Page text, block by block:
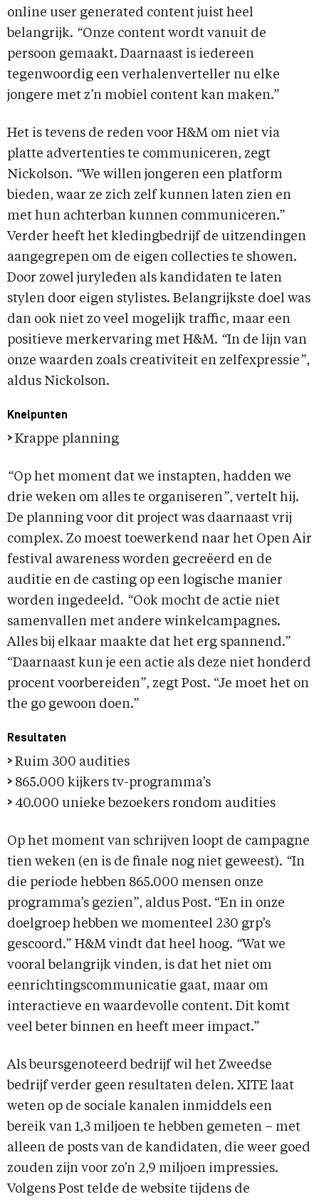
online user generated content juist heel
belangrijk. “Onze content wordt vanuit de
persoon gemaakt. Daarnaast is iedereen
tegenwoordig een verhalenverteller nu elke
jongere met z’n mobiel content kan maken.”
Het is tevens de reden voor H&M om niet via
platte advertenties te communiceren, zegt
Nickolson. “We willen jongeren een platform
bieden, waar ze zich zelf kunnen laten zien en
met hun achterban kunnen communiceren.”
Verder heeft het kledingbedrijf de uitzendingen
aangegrepen om de eigen collecties te showen.
Door zowel juryleden als kandidaten te laten
stylen door eigen stylistes. Belangrijkste doel was
dan ook niet zo veel mogelijk traffic, maar een
positieve merkervaring met H&M. “In de lijn van
onze waarden zoals creativiteit en zelfexpressie”,
aldus Nickolson.
Knelpunten
>Krappe planning
“Op het moment dat we instapten, hadden we
drie weken om alles te organiseren”, vertelt hij.
De planning voor dit project was daarnaast vrij
complex. Zo moest toewerkend naar het Open Air
festival awareness worden gecreëerd en de
auditie en de casting op een logische manier
worden ingedeeld. “Ook mocht de actie niet
samenvallen met andere winkelcampagnes.
Alles bij elkaar maakte dat het erg spannend.”
“Daarnaast kun je een actie als deze niet honderd
procent voorbereiden”, zegt Post. “Je moet het on
the go gewoon doen.”
Resultaten
>Ruim 300 audities
> 865.000 kijkers tv-programma’s
> 40.000 unieke bezoekers rondom audities
Op het moment van schrijven loopt de campagne
tien weken (en is de finale nog niet geweest). “In
die periode hebben 865.000 mensen onze
programma’s gezien”, aldus Post. “En in onze
doelgroep hebben we momenteel 230 grp’s
gescoord.” H&M vindt dat heel hoog. “Wat we
vooral belangrijk vinden, is dat het niet om
eenrichtingscommunicatie gaat, maar om
interactieve en waardevolle content. Dit komt
veel beter binnen en heeft meer impact.”
Als beursgenoteerd bedrijf wil het Zweedse
bedrijf verder geen resultaten delen. XITE laat
weten op de sociale kanalen inmiddels een
bereik van 1,3 miljoen te hebben gemeten – met
alleen de posts van de kandidaten, die weer goed
zouden zijn voor zo’n 2,9 miljoen impressies.
Volgens Post telde de website tijdens de